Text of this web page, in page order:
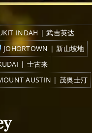
INDAH | 武吉英达
JOHORTOWN | 新山坡地
| 士古来
AUSTIN | 茂奥士汀